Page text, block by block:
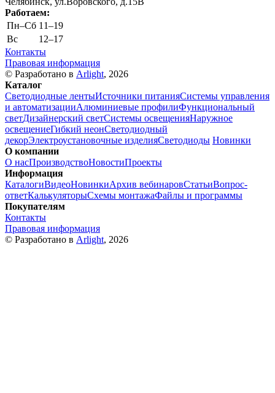
Работаем:
Пн–Cб 11–19
Вс
12–17
Контакты
Правовая информация
© Разработано в Arlight, 2026
Каталог
Светодиодные лентыИсточники питанияСистемы управления
и автоматизацииАлюминиевые профилиФункциональный
светДизайнерский светСистемы освещенияНаружное
освещениеГибкий неонСветодиодный
декорЭлектроустановочные изделияСветодиоды Новинки
О компании
О насПроизводствоНовостиПроекты
Информация
КаталогиВидеоНовинкиАрхив вебинаровСтатьиВопрос-
ответКалькуляторыСхемы монтажаФайлы и программы
Покупателям
Контакты
Правовая информация
© Разработано в Arlight, 2026